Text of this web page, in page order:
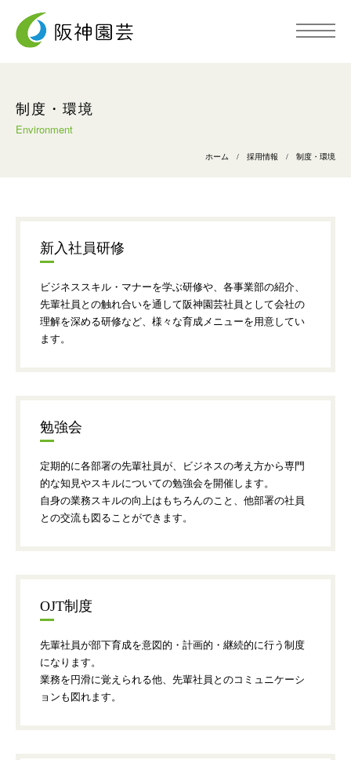
施工事例
採用情報
ギフト申込書
法人ギフト用胡蝶蘭 ギフト用観葉植物
制度・環境
Environment
ホーム / 採用情報 / 制度・環境
新入社員研修
ビジネススキル・マナーを学ぶ研修や、各事業部の紹介、
先輩社員との触れ合いを通して阪神園芸社員として会社の
理解を深める研修など、様々な育成メニューを用意してい
ます。
勉強会
定期的に各部署の先輩社員が、ビジネスの考え方から専門
的な知見やスキルについての勉強会を開催します。
自身の業務スキルの向上はもちろんのこと、他部署の社員
との交流も図ることができます。
OJT制度
先輩社員が部下育成を意図的・計画的・継続的に行う制度
になります。
業務を円滑に覚えられる他、先輩社員とのコミュニケーシ
ョンも図れます。